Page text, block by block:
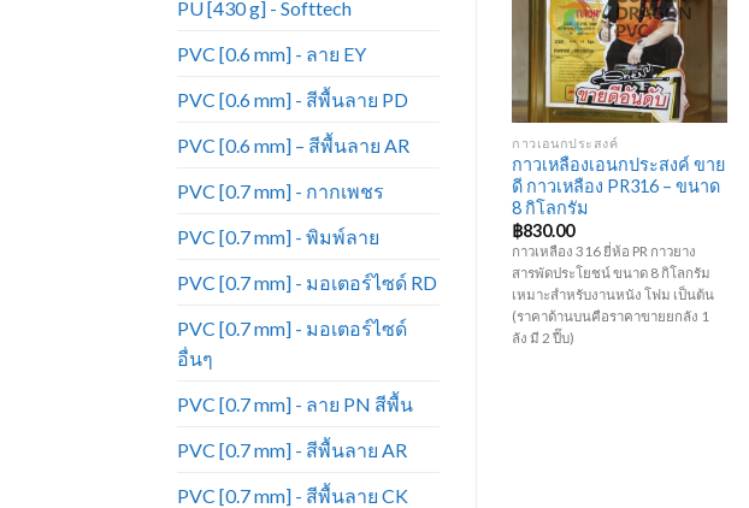
PU [430 g] - Softtech
PVC [0.6 mm] - ลาย EY
PVC [0.6 mm] - สีพื้นลาย PD
PVC [0.6 mm] – สีพื้นลาย AR
PVC [0.7 mm] - กากเพชร
PVC [0.7 mm] - พิมพ์ลาย
PVC [0.7 mm] - มอเตอร์ไซด์ RD
PVC [0.7 mm] - มอเตอร์ไซด์
อื่นๆ
PVC [0.7 mm] - ลาย PN สีพื้น
PVC [0.7 mm] - สีพื้นลาย AR
PVC [0.7 mm] - สีพื้นลาย CK
Add to
Wishlist
กาวเอนกประสงค์
กาวเหลืองเอนกประสงค์ ขาย
ดี กาวเหลือง PR316 – ขนาด
8 กิโลกรัม
฿830.00
กาวเหลือง 316 ยี่ห้อ PR กาวยาง
สารพัดประโยชน์ ขนาด 8 กิโลกรัม
เหมาะสำหรับงานหนัง โฟม เป็นต้น
(ราคาด้านบนคือราคาขายยกลัง 1
ลัง มี 2 ปี๊บ)
Add to
ของเรา
ผ่านการออกแบบโดยผู้ชำนาญงาน
โดยให้ปัจจัยสำคัญไปที่ความแข็ง
เพื่อไว้บริการลูกค้าทุกกลุ่มธุรกิจ โดย
ผ่านการควบคุมคุณภาพทุกขั้นตอน
และเหมาะสมต่อ
+
อุปกรณ์เฟอร์นิเจอร์
1010J
฿75.00
ลูกแม็กขาคู่ HI-UP รุ่น 1010J ใช้กับ
ปืนยิงตะปูขาคู่แบบใช้ลม และไฟฟ้า
ทำจากวัสดุอย่างดี เหมาะสำหรับยิง
โครงไม้ ไม้อัด โซฟาผ้า-หนัง เบาะ
ฉากกกั้น ฯ งานฟอนิเจอร์และงาน